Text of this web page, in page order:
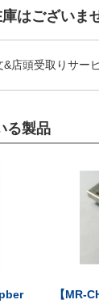
はございま
店頭受取りサー
る製品
【MR-